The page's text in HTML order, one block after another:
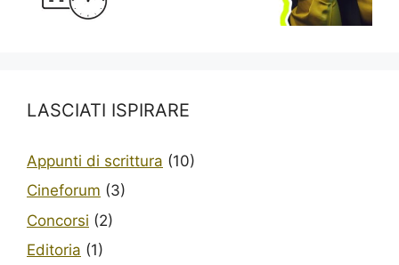
LASCIATI ISPIRARE
Appunti di scrittura (10)
Cineforum (3)
Concorsi (2)
Editoria (1)